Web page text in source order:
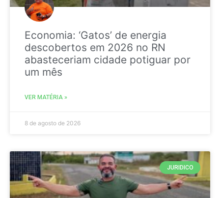
Economia: ‘Gatos’ de energia
descobertos em 2026 no RN
abasteceriam cidade potiguar por
um mês
VER MATÉRIA »
8 de agosto de 2026
JURIDICO